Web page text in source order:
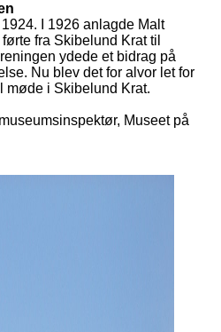
I 1926 anlagde Malt
fra Skibelund Krat til
ydede et bidrag på
Nu blev det for alvor let for
møde i Skibelund Krat.
Museet på